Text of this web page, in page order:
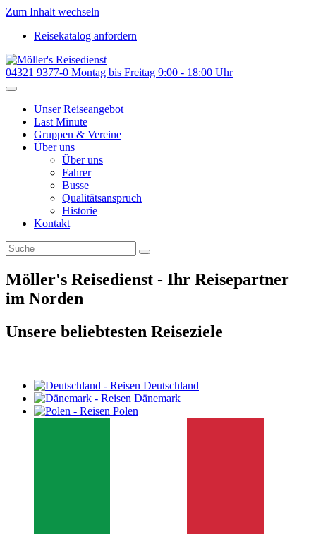
Zum Inhalt wechseln
Reisekatalog anfordern
04321 9377-0 Montag bis Freitag 9:00 - 18:00 Uhr
Unser Reiseangebot
Last Minute
Gruppen & Vereine
Über uns
Über uns
Fahrer
Busse
Qualitätsanspruch
Historie
Kontakt
Möller's Reisedienst - Ihr Reisepartner
im Norden
Unsere beliebtesten Reiseziele
Deutschland
Dänemark
Polen